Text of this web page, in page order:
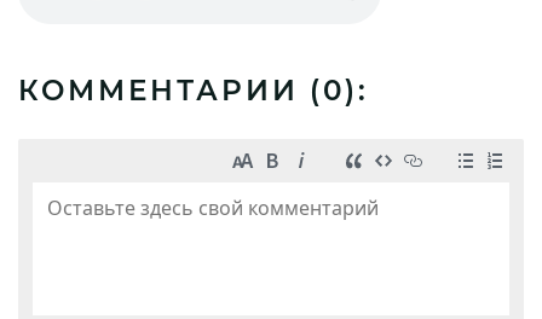
КОММЕНТАРИИ (0):